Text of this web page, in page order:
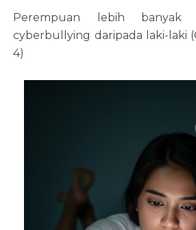
Perempuan lebih banyak
cyberbullying daripada laki-laki
4)